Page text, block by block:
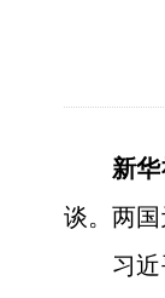
新
谈。两
习